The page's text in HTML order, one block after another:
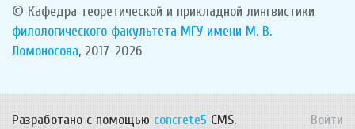
© Кафедра теоретической и прикладной лингвистики
филологического факультета МГУ имени М. В.
Ломоносова, 2017-2026
Разработано с помощью concrete5 CMS. Войти